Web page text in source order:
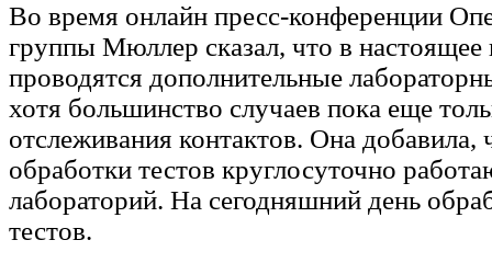
Во время онлайн пресс-конференции
группы Мюллер сказал, что в настоящее
проводятся дополнительные
хотя большинство случаев пока еще
отслеживания контактов. Она добавила,
обработки тестов круглосуточно
лабораторий. На сегодняшний день
тестов.